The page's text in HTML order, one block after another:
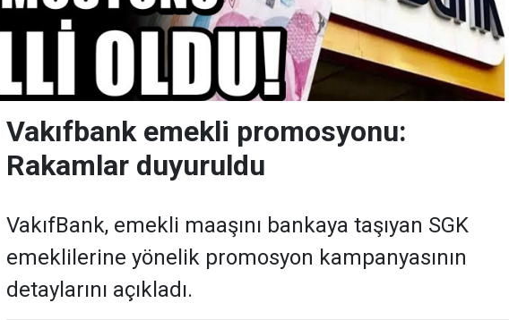
Vakıfbank emekli promosyonu:
Rakamlar duyuruldu
VakıfBank, emekli maaşını bankaya taşıyan SGK
emeklilerine yönelik promosyon kampanyasının
detaylarını açıkladı.